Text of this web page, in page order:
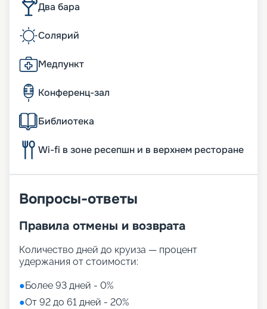
Два бара
Солярий
Медпункт
Конференц-зал
Библиотека
Wi-fi в зоне ресепшн и в верхнем ресторане
Вопросы-ответы
Правила отмены и возврата
Количество дней до круиза — процент
удержания от стоимости:
●Более 93 дней - 0%
●От 92 до 61 дней - 20%